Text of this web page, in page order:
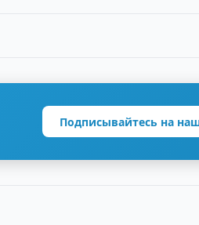
Подписывайтесь на